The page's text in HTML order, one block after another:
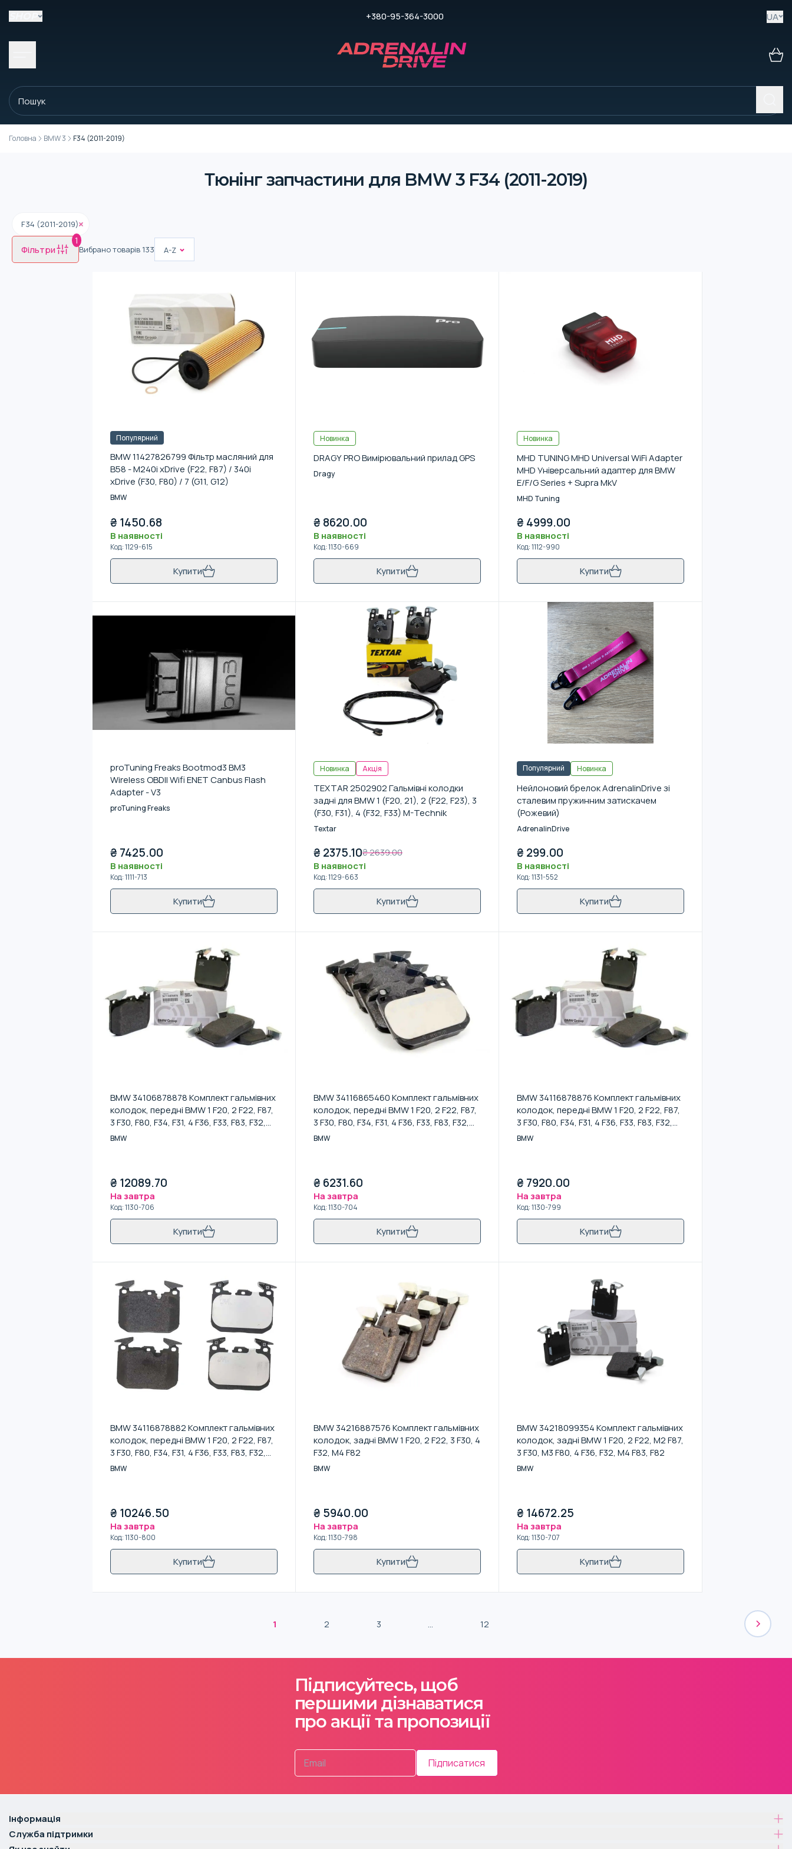
+380-95-364-3000 UA
Головна BMW 3 F34 (2011-2019)
Тюнінг запчастини для BMW 3 F34 (2011-2019)
F34 (2011-2019)
Фільтри
1
Вибрано товарів 133 A-Z
Популярний
BMW 11427826799 Фільтр масляний для
B58 - M240i xDrive (F22, F87) / 340i
xDrive (F30, F80) / 7 (G11, G12)
BMW
₴ 1450.68
В наявності
Код:1129-615
Купити
Новинка
DRAGY PRO Вимірювальний прилад GPS
Dragy
₴ 8620.00
В наявності
Код:1130-669
Купити
Новинка
MHD TUNING MHD Universal WiFi Adapter
MHD Універсальний адаптер для BMW
E/F/G Series + Supra MkV
MHD Tuning
₴ 4999.00
В наявності
Код:1112-990
Купити
proTuning Freaks Bootmod3 BM3
Wireless OBDII Wifi ENET Canbus Flash
Adapter - V3
proTuning Freaks
₴ 7425.00
В наявності
Код:1111-713
Купити
Новинка Акція
TEXTAR 2502902 Гальмівні колодки
задні для BMW 1 (F20, 21), 2 (F22, F23), 3
(F30, F31), 4 (F32, F33) M-Technik
Textar
₴ 2375.10₴2639.00
В наявності
Код:1129-663
Купити
Популярний Новинка
Нейлоновий брелок AdrenalinDrive зі
сталевим пружинним затискачем
(Рожевий)
AdrenalinDrive
₴ 299.00
В наявності
Код:1131-552
Купити
BMW 34106878878 Комплект гальмівних
колодок, передні BMW 1 F20, 2 F22, F87,
3 F30, F80, F34, F31, 4 F36, F33, F83, F32,
F82
BMW
₴ 12089.70
На завтра
Код:1130-706
Купити
BMW 34116865460 Комплект гальмівних
колодок, передні BMW 1 F20, 2 F22, F87,
3 F30, F80, F34, F31, 4 F36, F33, F83, F32,
F82
BMW
₴ 6231.60
На завтра
Код:1130-704
Купити
BMW 34116878876 Комплект гальмівних
колодок, передні BMW 1 F20, 2 F22, F87,
3 F30, F80, F34, F31, 4 F36, F33, F83, F32,
F82
BMW
₴ 7920.00
На завтра
Код:1130-799
Купити
BMW 34116878882 Комплект гальмівних
колодок, передні BMW 1 F20, 2 F22, F87,
3 F30, F80, F34, F31, 4 F36, F33, F83, F32,
F82
BMW
₴ 10246.50
На завтра
Код:1130-800
Купити
BMW 34216887576 Комплект гальмівних
колодок, задні BMW 1 F20, 2 F22, 3 F30, 4
F32, M4 F82
BMW
₴ 5940.00
На завтра
Код:1130-798
Купити
BMW 34218099354 Комплект гальмівних
колодок, задні BMW 1 F20, 2 F22, M2 F87,
3 F30, M3 F80, 4 F36, F32, M4 F83, F82
BMW
₴ 14672.25
На завтра
Код:1130-707
Купити
1 2 3 ... 12
Підписуйтесь, щоб
першими дізнаватися
про акції та пропозиції
Підписатися
Інформація
Служба підтримки